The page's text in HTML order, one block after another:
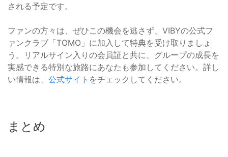
される予定です。
ファンの方々は、ぜひこの機会を逃さず、VIBYの公式フ
ァンクラブ「TOMO」に加入して特典を受け取りましょ
う。リアルサイン入りの会員証と共に、グループの成長を
実感できる特別な旅路にあなたも参加してください。詳し
い情報は、 公式サイト をチェックしてください。
まとめ